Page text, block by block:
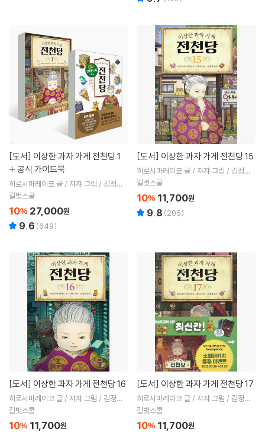
[도서]
+ 공식 가이드북
히로시마레이코 글 / 쟈쟈 그림 / 김정화
역
길벗스쿨
10% 27,000원
9.6 (649)
[도서] 이상한 과자 가게 전천당 15
히로시마레이코 글 / 쟈쟈 그림 / 김정화
역
길벗스쿨
10% 11,700원
9.8 (205)
[도서] 이상한 과자 가게 전천당 16
히로시마레이코 글 / 쟈쟈 그림 / 김정화
역
길벗스쿨
10% 11,700원
[도서] 이상한 과자 가게 전천당 17
히로시마레이코 글 / 쟈쟈 그림 / 김정화
역
길벗스쿨
10% 11,700원